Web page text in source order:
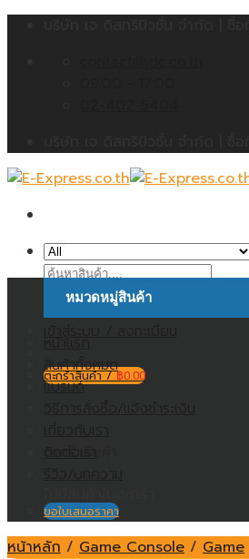
ค้นหา:
ตะกร้าสินค้า /฿0.00
ไม่มีสินค้าในตะกร้า
หมวดหมู่สินค้า
สินค้าทั้งหมด
แบรนด์
วิธีการสั่งซื้อ/แจ้งชำระเงิน
ขอใบเสนอราคา
หน้าหลัก / Game Console / Game